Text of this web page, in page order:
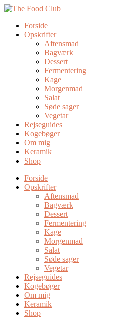
Forside
Opskrifter
Aftensmad
Bagværk
Dessert
Fermentering
Kage
Morgenmad
Salat
Søde sager
Vegetar
Rejseguides
Kogebøger
Om mig
Keramik
Shop
Forside
Opskrifter
Aftensmad
Bagværk
Dessert
Fermentering
Kage
Morgenmad
Salat
Søde sager
Vegetar
Rejseguides
Kogebøger
Om mig
Keramik
Shop